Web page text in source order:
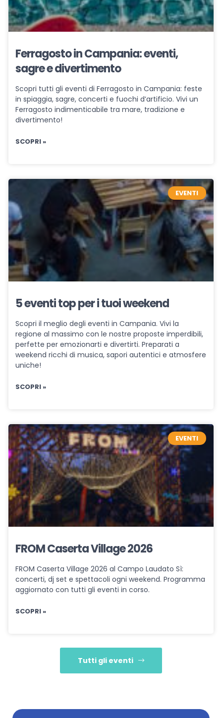
Ferragosto in Campania: eventi,
sagre e divertimento
Scopri tutti gli eventi di Ferragosto in Campania: feste
in spiaggia, sagre, concerti e fuochi d’artificio. Vivi un
Ferragosto indimenticabile tra mare, tradizione e
divertimento!
SCOPRI »
EVENTI
5 eventi top per i tuoi weekend
Scopri il meglio degli eventi in Campania. Vivi la
regione al massimo con le nostre proposte imperdibili,
perfette per emozionarti e divertirti. Preparati a
weekend ricchi di musica, sapori autentici e atmosfere
uniche!
SCOPRI »
EVENTI
FROM Caserta Village 2026
FROM Caserta Village 2026 al Campo Laudato Sì:
concerti, dj set e spettacoli ogni weekend. Programma
aggiornato con tutti gli eventi in corso.
SCOPRI »
Tutti gli eventi